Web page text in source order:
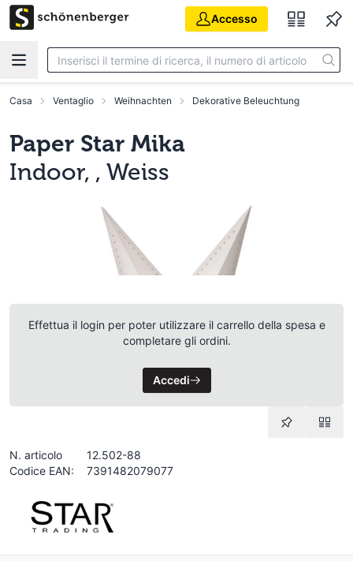
Vai al contenuto principale
Accesso
Casa Ventaglio Weihnachten Dekorative Beleuchtung
Paper Star Mika
Indoor, , Weiss
Effettua il login per poter utilizzare il carrello della spesa e
completare gli ordini.
Accedi
N. articolo
12.502-88
Codice EAN:
7391482079077